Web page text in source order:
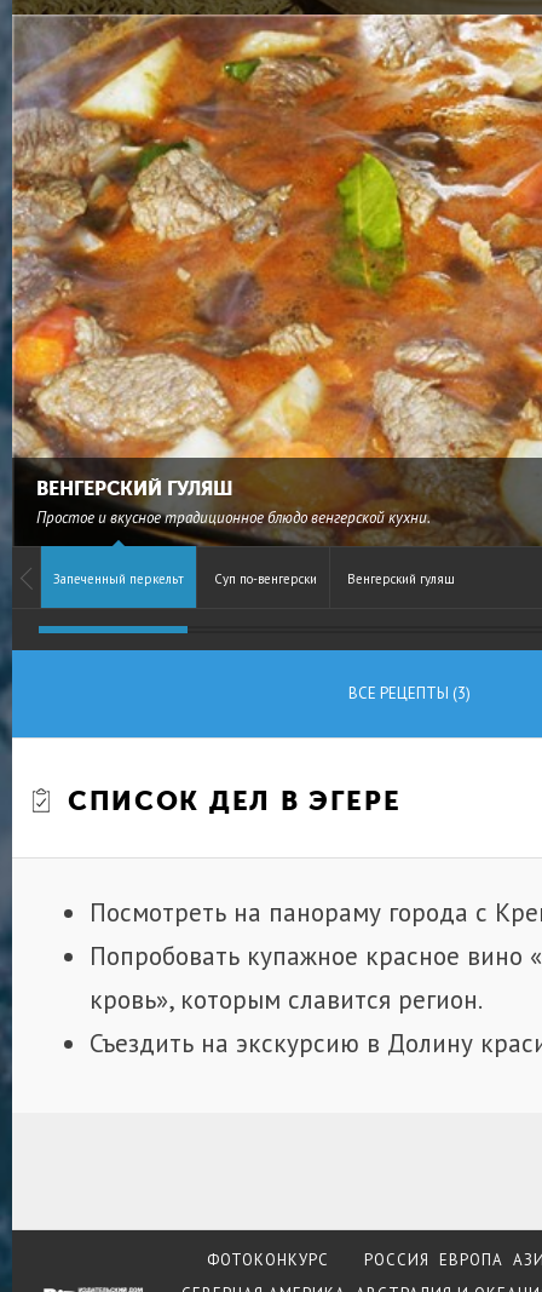
ВЕНГЕРСКИЙ ГУЛЯШ
Простое и вкусное традиционное блюдо венгерской кухни.
Запеченный перкельт Суп по-венгерски Венгерский гуляш
ВСЕ РЕЦЕПТЫ (3)
СПИСОК ДЕЛ В ЭГЕРЕ
Посмотреть на панораму города с
Попробовать купажное красное вино
кровь», которым славится регион.
Съездить на экскурсию в Долину
ФОТОКОНКУРС РОССИЯ ЕВРОПА